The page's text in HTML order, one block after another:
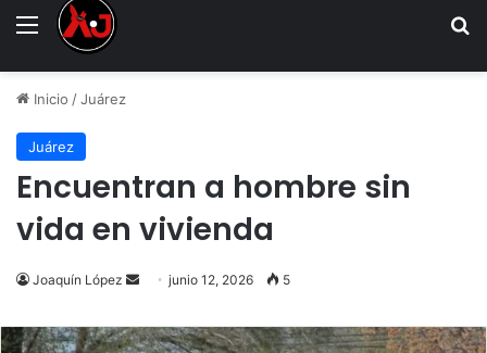
Menu
Inicio /Juárez
Juárez
Encuentran a hombre sin
vida en vivienda
Joaquín López
Send
email
junio 12, 2026 5